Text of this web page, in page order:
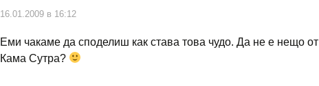
16.01.2009 в 16:12
Еми чакаме да споделиш как става това чудо. Да не е нещо от
Кама Сутра?